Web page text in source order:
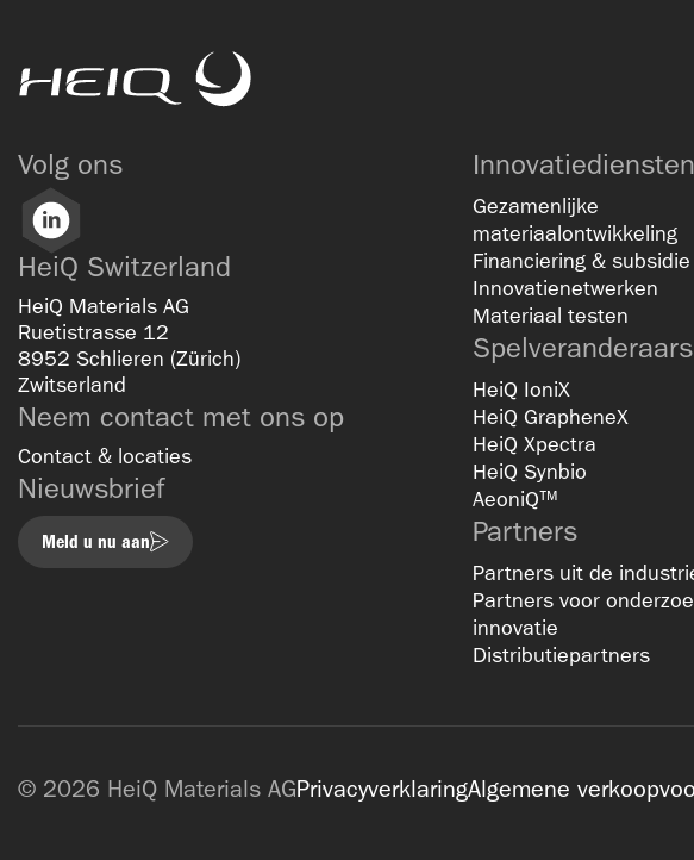
Volg ons
LinkedIn
HeiQ Switzerland
HeiQ Materials AG
Ruetistrasse 12
8952 Schlieren (Zürich)
Zwitserland
Neem contact met ons op
Contact & locaties
Nieuwsbrief
Meld u nu aan
Innovatiediensten
Gezamenlijke
materiaalontwikkeling
Financiering & subsidie
Innovatienetwerken
Materiaal testen
Spelveranderaars
HeiQ IoniX
HeiQ GrapheneX
HeiQ Xpectra
HeiQ Synbio
AeoniQ™
Partners
Partners uit de
Partners voor
innovatie
Distributiepartners
© 2026 HeiQ Materials AGPrivacyverklaringAlgemene